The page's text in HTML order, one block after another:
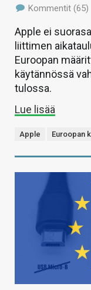
Kommentit (65)
Apple ei
liittimen
Euroopan
käytännössä
tulossa.
Lue lisää
Apple Euroopan